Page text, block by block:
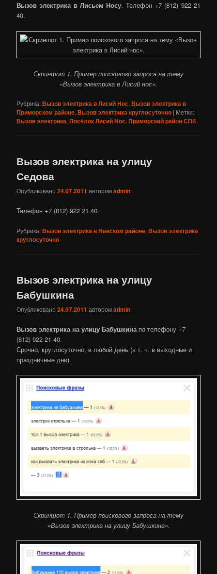
Вызов электрика в Лисьем Носу. Телефон +7 (812) 922 21
40.
Скриншот 1. Пример поискового запроса на тему
«Вызов электрика в Лисий нос».
Рубрика:Вызов электрика в Лисий Нос,Вызов электрика в
Приморском районе,Вызов электрика круглосуточно | Метки:
Вызов электрика,Посёлок Лисий Нос,Приморский район СПб
Вызов электрика на улицу
Седова
Опубликовано24.07.2011 авторомadmin
Телефон +7 (812) 922 21 40.
Рубрика:Вызов электрика в Невском районе,Вызов электрика
круглосуточно
Вызов электрика на улицу
Бабушкина
Опубликовано24.07.2011 авторомadmin
Вызов электрика на улицу Бабушкинапо телефону +7
(812) 922 21 40.
Срочно, круглосуточно, в любой день (в т. ч. в выходные и
праздничные дни).
Скриншот 1. Пример поискового запроса на тему
«Вызов электрика на улицу Бабушкина».